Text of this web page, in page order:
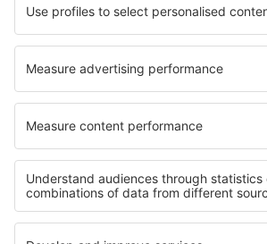
easyJet
Lufthansa
O eSky
Všeobecné podmínky
Moje rezervace
Politika ochrany soukromí
Podpora a kontakt